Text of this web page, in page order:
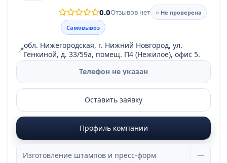
0.0Отзывов нет
○ Не проверена
Самовывоз
📍обл. Нижегородская, г. Нижний Новгород, ул.
Генкиной, д. 33/59а, помещ. П4 (Нежилое), офис 5.
Телефон не указан
Оставить заявку
Профиль компании
Изготовление штампов и пресс-форм —